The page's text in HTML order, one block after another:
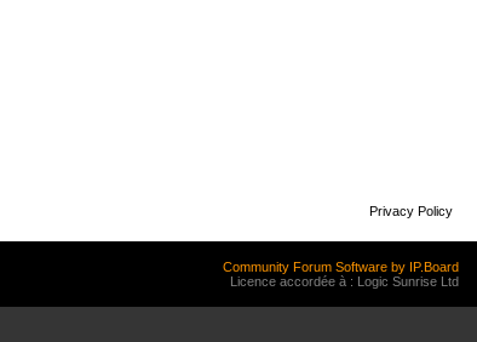
Privacy Policy
Community Forum Software by IP.Board
Licence accordée à : Logic Sunrise Ltd